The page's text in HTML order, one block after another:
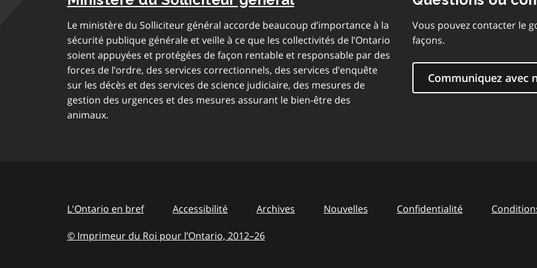
Le ministère du Solliciteur général accorde beaucoup d’importance à la
sécurité publique générale et veille à ce que les collectivités de l’Ontario
soient appuyées et protégées de façon rentable et responsable par des
forces de l’ordre, des services correctionnels, des services d’enquête
sur les décès et des services de science judiciaire, des mesures de
gestion des urgences et des mesures assurant le bien-être des
animaux.
Vous pouvez contacter le
façons.
Communiquez avec
L'Ontario en bref Accessibilité Archives Nouvelles Confidentialité
© Imprimeur du Roi pour l’Ontario, 2012–to
26